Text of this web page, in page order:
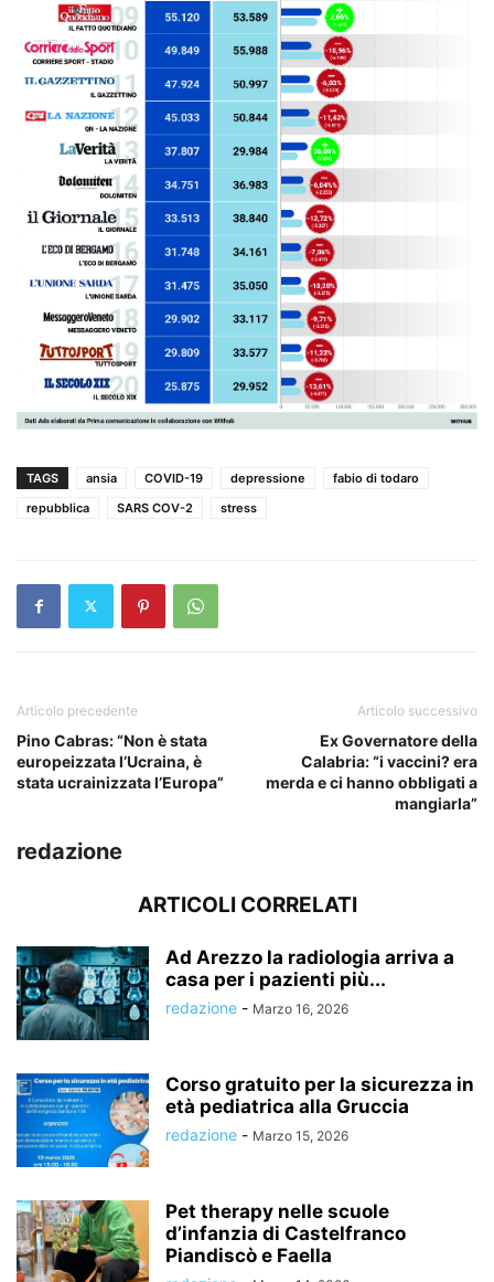
TAGS ansia COVID-19 depressione
fabio di todaro
repubblica
SARS COV-2 stress
Articolo precedente
Pino Cabras: “Non è stata
europeizzata l’Ucraina, è
stata ucrainizzata l’Europa”
Articolo successivo
Ex Governatore della
Calabria: “i vaccini? era
merda e ci hanno obbligati a
mangiarla”
redazione
ARTICOLI CORRELATI
Ad Arezzo la radiologia arriva a
casa per i pazienti più...
redazione - Marzo 16, 2026
Corso gratuito per la sicurezza in
età pediatrica alla Gruccia
redazione - Marzo 15, 2026
Pet therapy nelle scuole
d’infanzia di Castelfranco
Piandiscò e Faella